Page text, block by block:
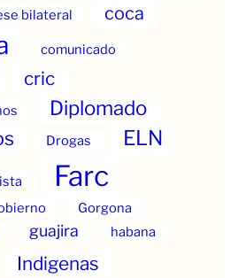
bilateral coca
comunicado
cric
Diplomado
Drogas ELN
Farc
Gorgona
guajira habana
Indigenas